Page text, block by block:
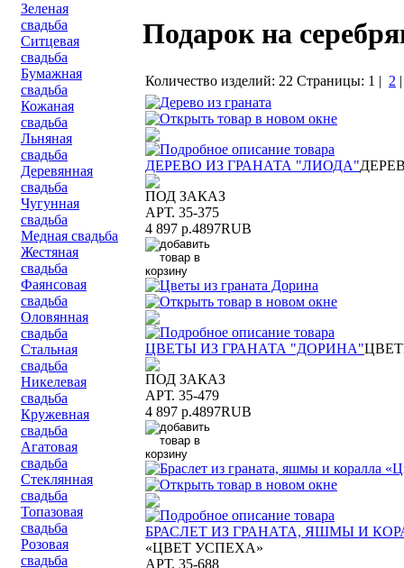
Зеленая
свадьба
Ситцевая
свадьба
Бумажная
свадьба
Кожаная
свадьба
Льняная
свадьба
Деревянная
свадьба
Чугунная
свадьба
Медная свадьба
Жестяная
свадьба
Фаянсовая
свадьба
Оловянная
свадьба
Стальная
свадьба
Никелевая
свадьба
Кружевная
свадьба
Агатовая
свадьба
Стеклянная
свадьба
Топазовая
свадьба
Розовая
свадьба
Подарок на
Количество изделий: 22 Страницы: 1 | 2
ДЕРЕВО ИЗ ГРАНАТА "ЛИОДА"
ПОД ЗАКАЗ
АРТ. 35-375
4 897 р.4897RUB
ЦВЕТЫ ИЗ ГРАНАТА "ДОРИНА"
ПОД ЗАКАЗ
АРТ. 35-479
4 897 р.4897RUB
БРАСЛЕТ ИЗ ГРАНАТА, ЯШМЫ И
«ЦВЕТ УСПЕХА»
АРТ. 35-688